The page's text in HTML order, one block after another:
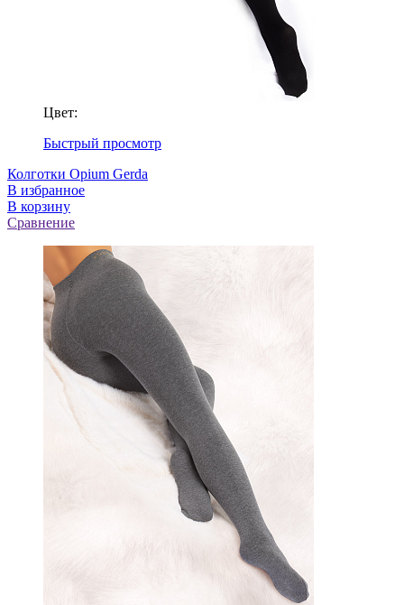
Цвет:
Быстрый просмотр
Колготки Opium Gerda
В избранное
В корзину
Сравнение